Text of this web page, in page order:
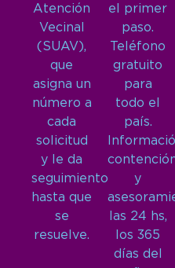
Atención
Vecinal
(SUAV),
que
asigna un
número a
cada
solicitud
y le da
seguimiento
hasta que
se
resuelve.
el primer
paso.
Teléfono
gratuito
para
todo el
país.
y
las 24 hs,
los 365
días del